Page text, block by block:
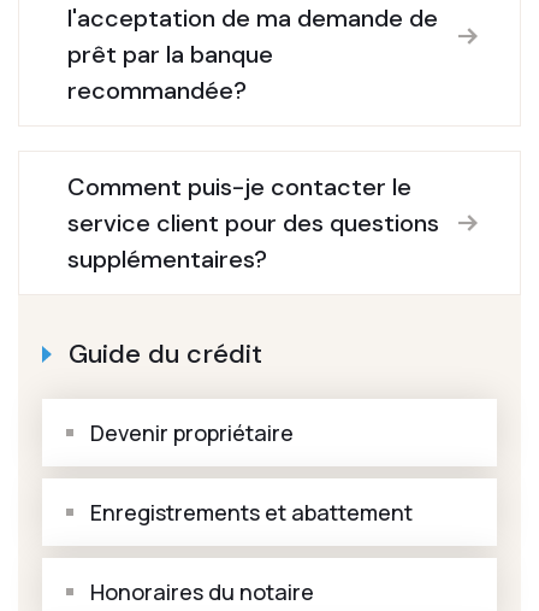
l'acceptation de ma demande de
prêt par la banque
recommandée?
Comment puis-je contacter le
service client pour des questions
supplémentaires?
Guide du crédit
Devenir propriétaire
Enregistrements et abattement
Honoraires du notaire